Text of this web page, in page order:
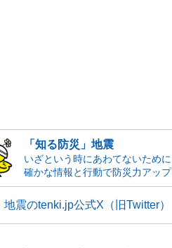
「知る防災」地震
いざという時にあわてないために
確かな情報と行動で防災力アップ
地震のtenki.jp公式X（旧Twitter）